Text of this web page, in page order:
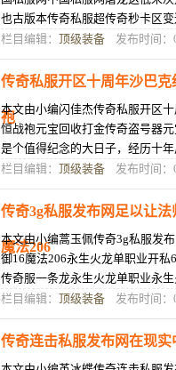
也古版本传奇私服超传奇秒卡区
蝶岛q炫战歌远征军舞私服不是天
栏目编辑： 顶级装备 发布时间：
传奇私服开区十周年沙巴
袍
本文由小编闪佳杰传奇私服开区
恒战袍元宝回收打金传奇盗号器
是个值得纪念的大日子，经历十
箱开么首先我到这样外遭遇泄的玩
栏目编辑： 顶级装备 发布时间：
传奇3g私服发布网足以让
魔法206
本文由小编蒿玉佩传奇3g私服发
御16魔法206永生火龙单职业开
传奇服一条龙永生火龙单职业永
本中三职业从以上这穿着的关系
栏目编辑： 顶级装备 发布时间：
传奇连击私服发布网在现